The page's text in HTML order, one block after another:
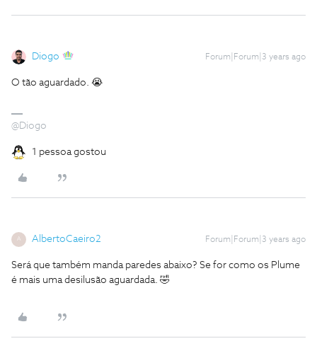
Diogo Forum|Forum|3 years ago
O tão aguardado. 😭
@Diogo
1 pessoa gostou
A AlbertoCaeiro2 Forum|Forum|3 years ago
Será que também manda paredes abaixo? Se for como os Plume
é mais uma desilusão aguardada. 🤣